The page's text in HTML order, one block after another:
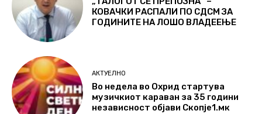
КОВАЧКИ РАСПАЛИ ПО СДСМ ЗА
ГОДИНИТЕ НА ЛОШО ВЛАДЕЕЊЕ
АКТУЕЛНО
Во недела во Охрид стартува
музичкиот караван за 35 години
независност објави Скопје1.мк